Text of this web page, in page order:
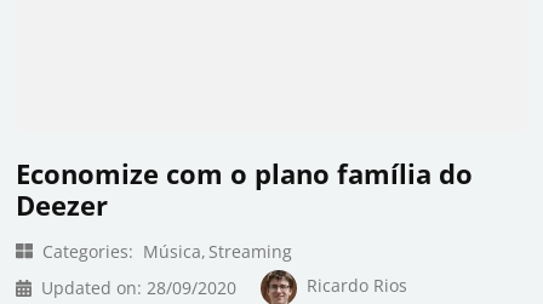
Economize com o plano família do
Deezer
Categories: Música Streaming
Updated on: 28/09/2020 Ricardo Rios